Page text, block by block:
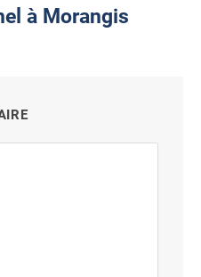
à Morangis